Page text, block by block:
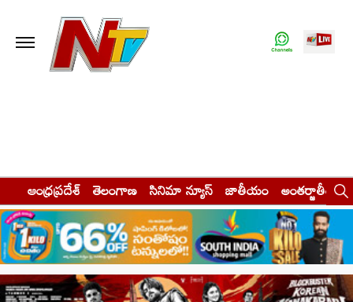
ఆంధ్రప్రదేశ్ తెలంగాణ సినిమా న్యూస్ జాతీయం అంతర్జాతీయం